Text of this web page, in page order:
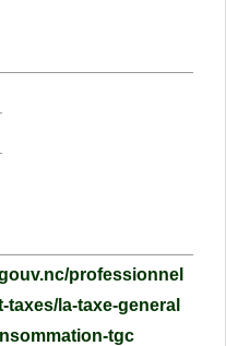
professionnel
taxes/la-taxe-general
tgc